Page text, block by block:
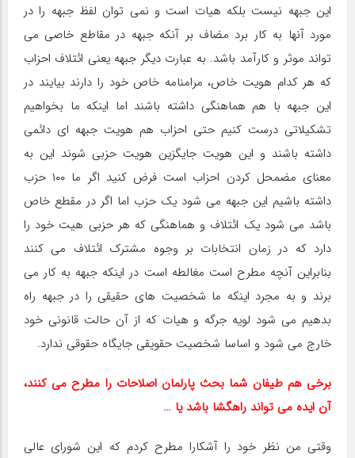
این جبهه نیست بلکه هیات است و نمی توان لفظ جبهه را در
مورد آنها به کار برد مضاف بر آنکه جبهه در مقاطع خاصی می
تواند موثر و کارآمد باشد. به عبارت دیگر جبهه یعنی ائتلاف احزاب
که هر کدام هویت خاص، مرامنامه خاص خود را دارند بیایند در
این جبهه با هم هماهنگی داشته باشند اما اینکه ما بخواهیم
تشکیلاتی درست کنیم حتی احزاب هم هویت جبهه ای دائمی
داشته باشند و این هویت جایگزین هویت حزبی شوند این به
معنای مضمحل کردن احزاب است فرض کنید اگر ما ۱۰۰ حزب
داشته باشیم این جبهه می شود یک حزب اما اگر در مقطع خاص
باشد می شود یک ائتلاف و هماهنگی که هر حزبی هیت خود را
دارد که در زمان انتخابات بر وجوه مشترک ائتلاف می کنند
بنابراین آنچه مطرح است مغالطه است در اینکه جبهه به کار می
برند و به مجرد اینکه ما شخصیت های حقیقی را در جبهه راه
بدهیم می شود لویه جرگه و هیات که از آن حالت قانونی خود
خارج می شود و اساسا شخصیت حقویقی جایگاه حقوقی ندارد.
برخی هم طیفان شما بحث پارلمان اصلاحات را مطرح می کنند،
آن ایده می تواند راهگشا باشد یا …
وقتی من نظر خود را آشکارا مطرح کردم که این شورای عالی